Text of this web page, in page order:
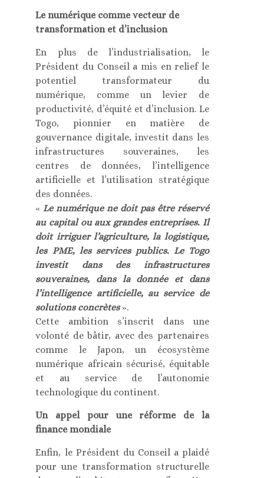
Le numérique comme vecteur de
transformation et d’inclusion
En plus de l’industrialisation, le
Président du Conseil a mis en relief le
potentiel transformateur du
numérique, comme un levier de
productivité, d’équité et d’inclusion. Le
Togo, pionnier en matière de
gouvernance digitale, investit dans les
infrastructures souveraines, les
centres de données, l’intelligence
artificielle et l’utilisation stratégique
des données.
«Le numérique ne doit pas être réservé
au capital ou aux grandes entreprises. Il
doit irriguer l’agriculture, la logistique,
les PME, les services publics. Le Togo
investit dans des infrastructures
souveraines, dans la donnée et dans
l’intelligence artificielle, au service de
solutions concrètes».
Cette ambition s’inscrit dans une
volonté de bâtir, avec des partenaires
comme le Japon, un écosystème
numérique africain sécurisé, équitable
et au service de l’autonomie
technologique du continent.
Un appel pour une réforme de la
finance mondiale
Enfin, le Président du Conseil a plaidé
pour une transformation structurelle